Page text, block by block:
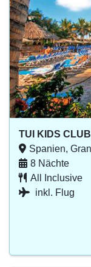
TUI KIDS
Spanien,
8 Nächte
All Inclusive
inkl. Flug